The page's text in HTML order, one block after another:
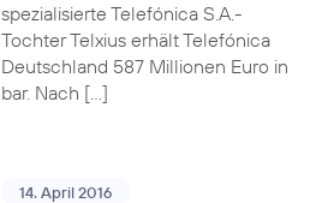
spezialisierte Telefónica S.A.-
Tochter Telxius erhält Telefónica
Deutschland 587 Millionen Euro in
bar. Nach […]
14. April 2016